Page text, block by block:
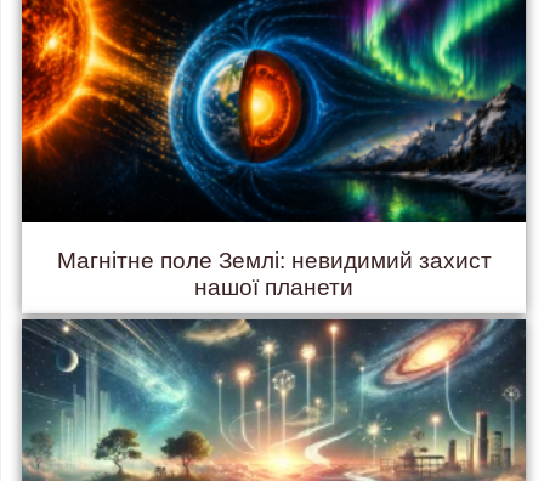
Магнітне поле Землі: невидимий захист
нашої планети